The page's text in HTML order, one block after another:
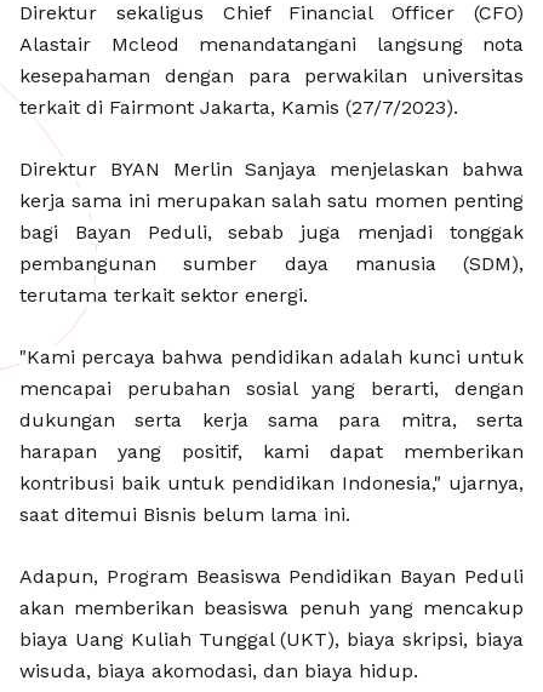
Direktur sekaligus Chief Financial Officer (CFO)
Alastair Mcleod menandatangani langsung nota
kesepahaman dengan para perwakilan universitas
terkait di Fairmont Jakarta, Kamis (27/7/2023).
Direktur BYAN Merlin Sanjaya menjelaskan bahwa
kerja sama ini merupakan salah satu momen penting
bagi Bayan Peduli, sebab juga menjadi tonggak
pembangunan sumber daya manusia (SDM),
terutama terkait sektor energi.
"Kami percaya bahwa pendidikan adalah kunci untuk
mencapai perubahan sosial yang berarti, dengan
dukungan serta kerja sama para mitra, serta
harapan yang positif, kami dapat memberikan
kontribusi baik untuk pendidikan Indonesia," ujarnya,
saat ditemui Bisnis belum lama ini.
Adapun, Program Beasiswa Pendidikan Bayan Peduli
akan memberikan beasiswa penuh yang mencakup
biaya Uang Kuliah Tunggal (UKT), biaya skripsi, biaya
wisuda, biaya akomodasi, dan biaya hidup.